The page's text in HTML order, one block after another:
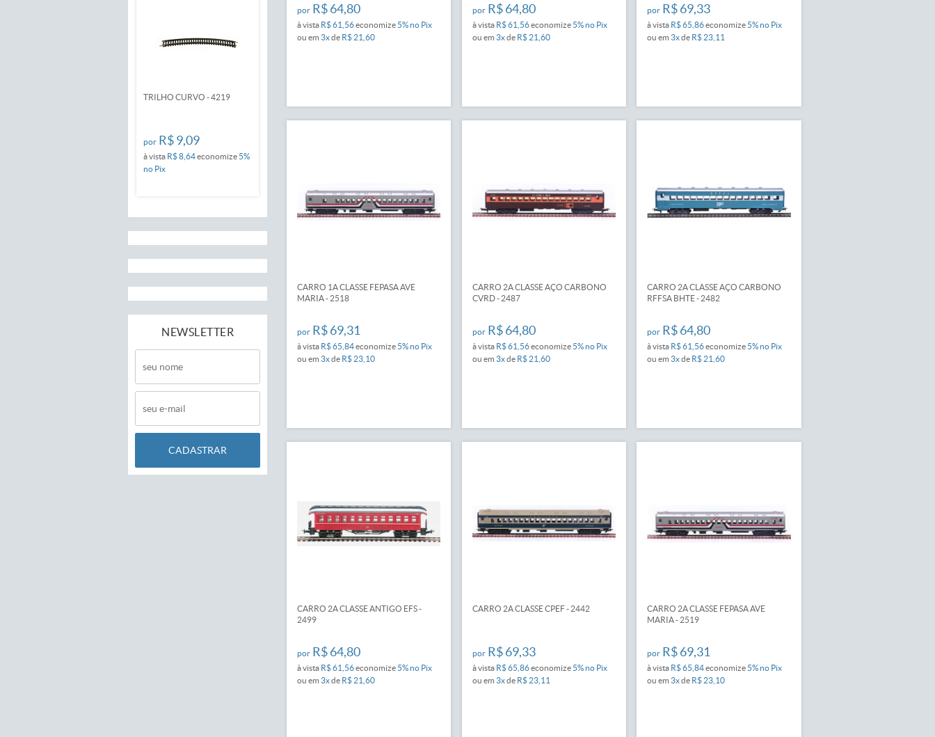
TRILHO CURVO - 4219
por R$ 9,09
à vista R$ 8,64economize 5%
no Pix
NEWSLETTER
CADASTRAR
por R$ 64,80
à vista R$ 61,56economize 5%no Pix
ou em 3xde R$ 21,60
por R$ 64,80
à vista R$ 61,56economize 5%no Pix
ou em 3xde R$ 21,60
por R$ 69,33
à vista R$ 65,86economize 5%no Pix
ou em 3xde R$ 23,11
CARRO 1A CLASSE FEPASA AVE
MARIA - 2518
por R$ 69,31
à vista R$ 65,84economize 5%no Pix
ou em 3xde R$ 23,10
CARRO 2A CLASSE AÇO CARBONO
CVRD - 2487
por R$ 64,80
à vista R$ 61,56economize 5%no Pix
ou em 3xde R$ 21,60
CARRO 2A CLASSE AÇO CARBONO
RFFSA BHTE - 2482
por R$ 64,80
à vista R$ 61,56economize 5%no Pix
ou em 3xde R$ 21,60
CARRO 2A CLASSE ANTIGO EFS -
2499
por R$ 64,80
à vista R$ 61,56economize 5%no Pix
ou em 3xde R$ 21,60
CARRO 2A CLASSE CPEF - 2442
por R$ 69,33
à vista R$ 65,86economize 5%no Pix
ou em 3xde R$ 23,11
CARRO 2A CLASSE FEPASA AVE
MARIA - 2519
por R$ 69,31
à vista R$ 65,84economize 5%no Pix
ou em 3xde R$ 23,10